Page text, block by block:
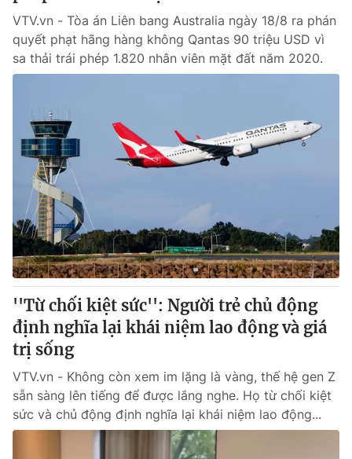
VTV.vn - Tòa án Liên bang Australia ngày 18/8 ra phán
quyết phạt hãng hàng không Qantas 90 triệu USD vì
sa thải trái phép 1.820 nhân viên mặt đất năm 2020.
''Từ chối kiệt sức'': Người trẻ chủ động
định nghĩa lại khái niệm lao động và giá
trị sống
VTV.vn - Không còn xem im lặng là vàng, thế hệ gen Z
sẵn sàng lên tiếng để được lắng nghe. Họ từ chối kiệt
sức và chủ động định nghĩa lại khái niệm lao động...